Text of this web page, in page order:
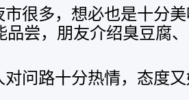
市很多，想必也是十分
品尝，朋友介绍臭豆腐
对问路十分热情，态度